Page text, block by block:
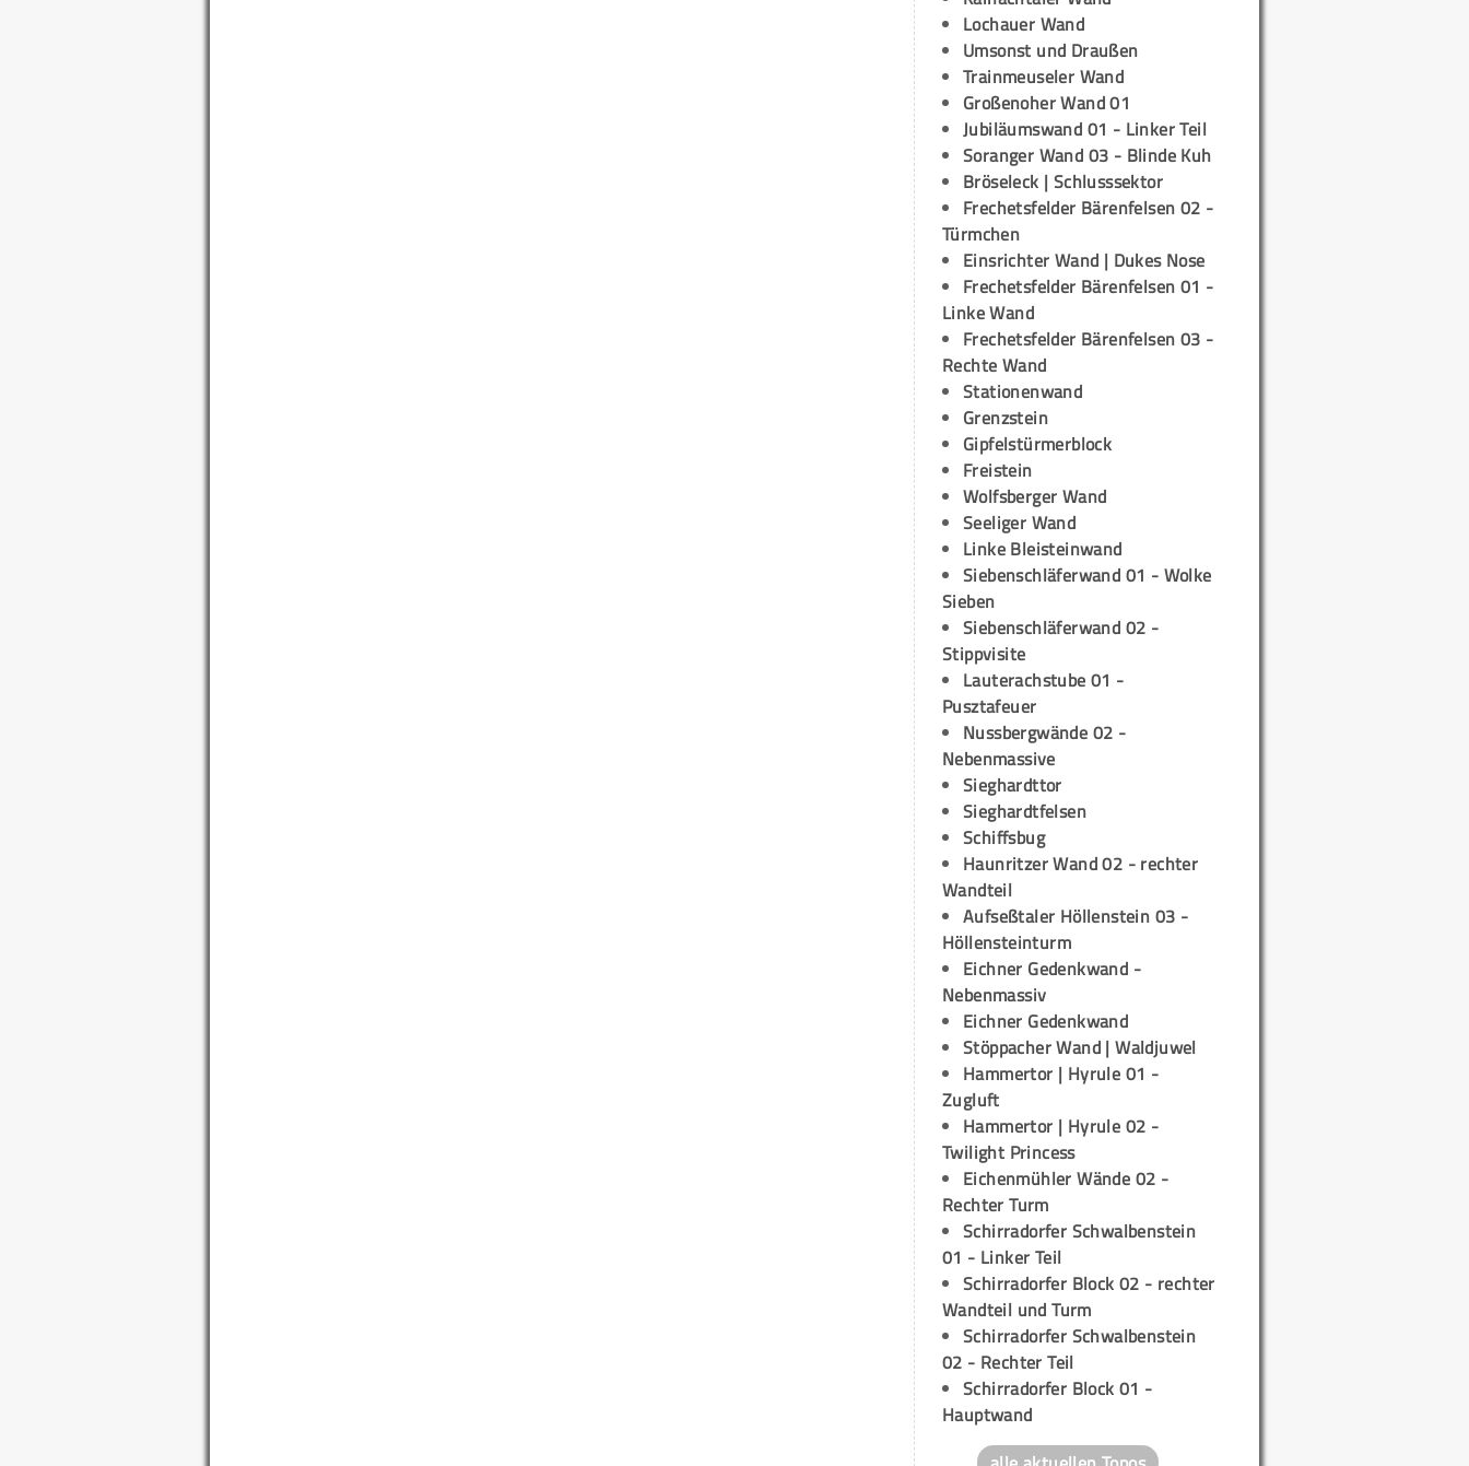
Lochauer Wand
Umsonst und Draußen
Trainmeuseler Wand
Großenoher Wand 01
Jubiläumswand 01 - Linker Teil
Soranger Wand 03 - Blinde Kuh
Bröseleck | Schlusssektor
Frechetsfelder Bärenfelsen 02 -
Türmchen
Einsrichter Wand | Dukes Nose
Frechetsfelder Bärenfelsen 01 -
Linke Wand
Frechetsfelder Bärenfelsen 03 -
Rechte Wand
Stationenwand
Grenzstein
Gipfelstürmerblock
Freistein
Wolfsberger Wand
Seeliger Wand
Linke Bleisteinwand
Siebenschläferwand 01 - Wolke
Sieben
Siebenschläferwand 02 -
Stippvisite
Lauterachstube 01 -
Pusztafeuer
Nussbergwände 02 -
Nebenmassive
Sieghardttor
Sieghardtfelsen
Schiffsbug
Haunritzer Wand 02 - rechter
Wandteil
Aufseßtaler Höllenstein 03 -
Höllensteinturm
Eichner Gedenkwand -
Nebenmassiv
Eichner Gedenkwand
Stöppacher Wand | Waldjuwel
Hammertor | Hyrule 01 -
Zugluft
Hammertor | Hyrule 02 -
Twilight Princess
Eichenmühler Wände 02 -
Rechter Turm
Schirradorfer Schwalbenstein
01 - Linker Teil
Schirradorfer Block 02 - rechter
Wandteil und Turm
Schirradorfer Schwalbenstein
02 - Rechter Teil
Schirradorfer Block 01 -
Hauptwand